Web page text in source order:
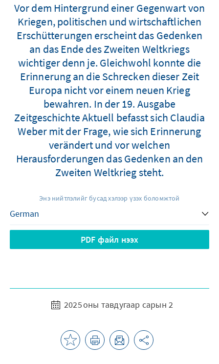
Vor dem Hintergrund einer Gegenwart von
Kriegen, politischen und wirtschaftlichen
Erschütterungen erscheint das Gedenken
an das Ende des Zweiten Weltkriegs
wichtiger denn je. Gleichwohl konnte die
Erinnerung an die Schrecken dieser Zeit
Europa nicht vor einem neuen Krieg
bewahren. In der 19. Ausgabe
Zeitgeschichte Aktuell befasst sich Claudia
Weber mit der Frage, wie sich Erinnerung
verändert und vor welchen
Herausforderungen das Gedenken an den
Zweiten Weltkrieg steht.
Энэ нийтлэлийг бусад хэлээр үзэх боломжтой
PDF файл нээх
2025 оны тавдугаар сарын 2